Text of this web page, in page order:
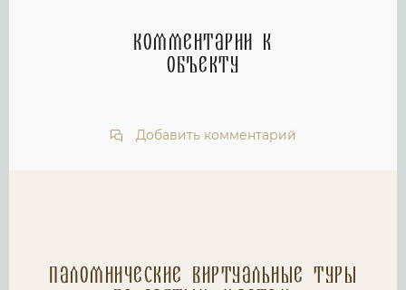
Комментарии к
объекту
Добавить комментарий
Паломнические Виртуальные туры